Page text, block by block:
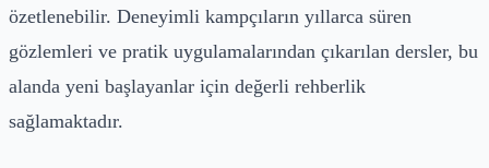
özetlenebilir. Deneyimli kampçıların yıllarca süren
gözlemleri ve pratik uygulamalarından çıkarılan dersler, bu
alanda yeni başlayanlar için değerli rehberlik
sağlamaktadır.